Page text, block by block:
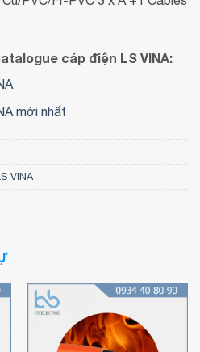
cáp điện LS VINA:
mới nhất
VINA